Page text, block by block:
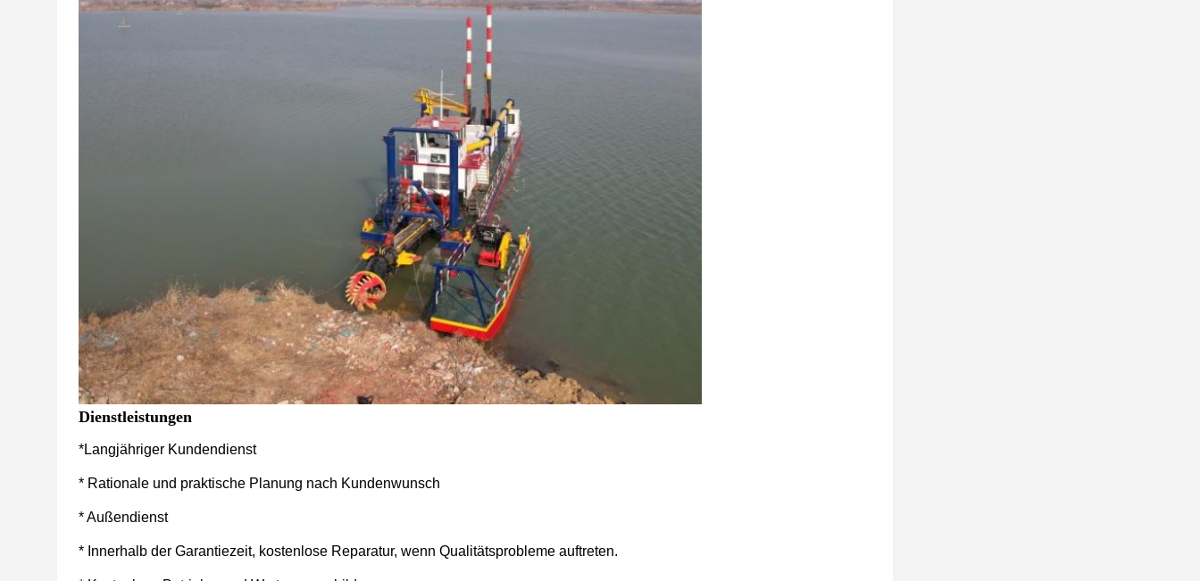
Dienstleistungen
*Langjähriger Kundendienst
* Rationale und praktische Planung nach Kundenwunsch
* Außendienst
* Innerhalb der Garantiezeit, kostenlose Reparatur, wenn Qualitätsprobleme auftreten.